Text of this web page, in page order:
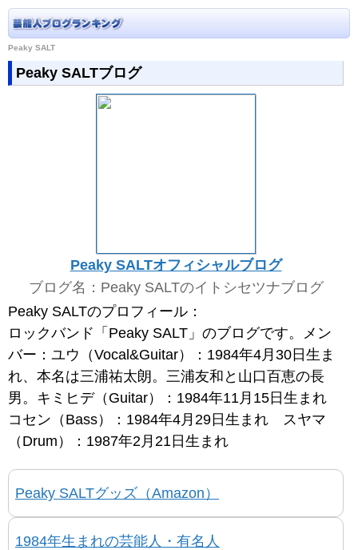
Peaky SALT
Peaky SALTブログ
Peaky SALTオフィシャルブログ
ブログ名：Peaky SALTのイトシセツナブログ
Peaky SALTのプロフィール：
ロックバンド「Peaky SALT」のブログです。メン
バー：ユウ（Vocal&Guitar）：1984年4月30日生ま
れ、本名は三浦祐太朗。三浦友和と山口百恵の長
男。キミヒデ（Guitar）：1984年11月15日生まれ
コセン（Bass）：1984年4月29日生まれ スヤマ
（Drum）：1987年2月21日生まれ
Peaky SALTグッズ（Amazon）
1984年生まれの芸能人・有名人